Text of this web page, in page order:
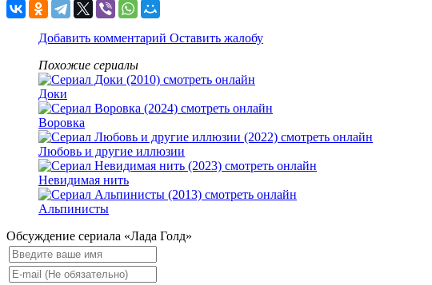
Добавить комментарий Оставить жалобу
Похожие сериалы
Доки
Воровка
Любовь и другие иллюзии
Невидимая нить
Альпинисты
Обсуждение сериала «Лада Голд»